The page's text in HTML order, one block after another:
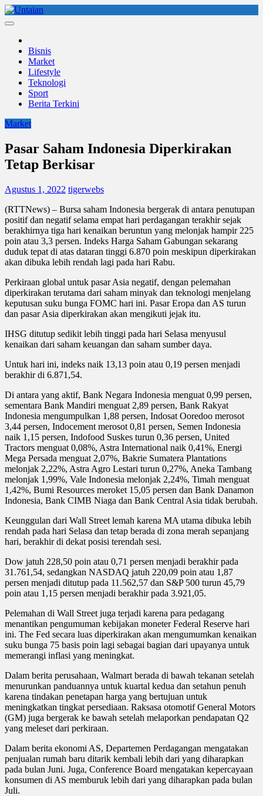
Skip
to
Bisnis
Market
Lifestyle
Teknologi
Sport
Berita Terkini
Market
Pasar Saham Indonesia Diperkirakan
Tetap Berkisar
Agustus 1, 2022 tigerwebs
(RTTNews) – Bursa saham Indonesia bergerak di antara penutupan
positif dan negatif selama empat hari perdagangan terakhir sejak
berakhirnya tiga hari kenaikan beruntun yang melonjak hampir 225
poin atau 3,3 persen. Indeks Harga Saham Gabungan sekarang
duduk tepat di atas dataran tinggi 6.870 poin meskipun diperkirakan
akan dibuka lebih rendah lagi pada hari Rabu.
Perkiraan global untuk pasar Asia negatif, dengan pelemahan
diperkirakan terutama dari saham minyak dan teknologi menjelang
keputusan suku bunga FOMC hari ini. Pasar Eropa dan AS turun
dan pasar Asia diperkirakan akan mengikuti jejak itu.
IHSG ditutup sedikit lebih tinggi pada hari Selasa menyusul
kenaikan dari saham keuangan dan saham sumber daya.
Untuk hari ini, indeks naik 13,13 poin atau 0,19 persen menjadi
berakhir di 6.871,54.
Di antara yang aktif, Bank Negara Indonesia menguat 0,99 persen,
sementara Bank Mandiri menguat 2,89 persen, Bank Rakyat
Indonesia mengumpulkan 1,88 persen, Indosat Ooredoo merosot
3,44 persen, Indocement merosot 0,81 persen, Semen Indonesia
naik 1,15 persen, Indofood Suskes turun 0,36 persen, United
Tractors menguat 0,08%, Astra International naik 0,41%, Energi
Mega Persada menguat 2,07%, Bakrie Sumatera Plantations
melonjak 2,22%, Astra Agro Lestari turun 0,27%, Aneka Tambang
melonjak 1,99%, Vale Indonesia melonjak 2,24%, Timah menguat
1,42%, Bumi Resources meroket 15,05 persen dan Bank Danamon
Indonesia, Bank CIMB Niaga dan Bank Central Asia tidak berubah.
Keunggulan dari Wall Street lemah karena MA utama dibuka lebih
rendah pada hari Selasa dan tetap berada di zona merah sepanjang
hari, berakhir di dekat posisi terendah sesi.
Dow jatuh 228,50 poin atau 0,71 persen menjadi berakhir pada
31.761,54, sedangkan NASDAQ jatuh 220,09 poin atau 1,87
persen menjadi ditutup pada 11.562,57 dan S&P 500 turun 45,79
poin atau 1,15 persen menjadi berakhir pada 3.921,05.
Pelemahan di Wall Street juga terjadi karena para pedagang
menantikan pengumuman kebijakan moneter Federal Reserve hari
ini. The Fed secara luas diperkirakan akan mengumumkan kenaikan
suku bunga 75 basis poin lagi sebagai bagian dari upayanya untuk
memerangi inflasi yang meningkat.
Dalam berita perusahaan, Walmart berada di bawah tekanan setelah
menurunkan panduannya untuk kuartal kedua dan setahun penuh
karena tindakan penetapan harga yang bertujuan untuk
meningkatkan tingkat persediaan. Raksasa otomotif General Motors
(GM) juga bergerak ke bawah setelah melaporkan pendapatan Q2
yang meleset dari perkiraan.
Dalam berita ekonomi AS, Departemen Perdagangan mengatakan
penjualan rumah baru ditarik kembali lebih dari yang diharapkan
pada bulan Juni. Juga, Conference Board mengatakan kepercayaan
konsumen di AS memburuk lebih dari yang diharapkan pada bulan
Juli.